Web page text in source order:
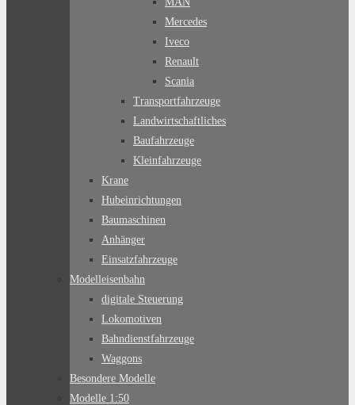
Mercedes
Iveco
Renault
Scania
Transportfahrzeuge
Landwirtschaftliches
Baufahrzeuge
Kleinfahrzeuge
Krane
Hubeinrichtungen
Baumaschinen
Anhänger
Einsatzfahrzeuge
Modelleisenbahn
digitale Steuerung
Lokomotiven
Bahndienstfahrzeuge
Waggons
Besondere Modelle
Modelle 1:50